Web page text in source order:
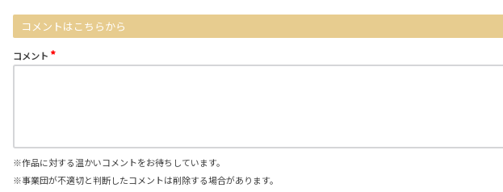
コメントはこちらから
コメント *
※作品に対する温かいコメントをお待ちしています。
※事業団が不適切と判断したコメントは削除する場合があります。